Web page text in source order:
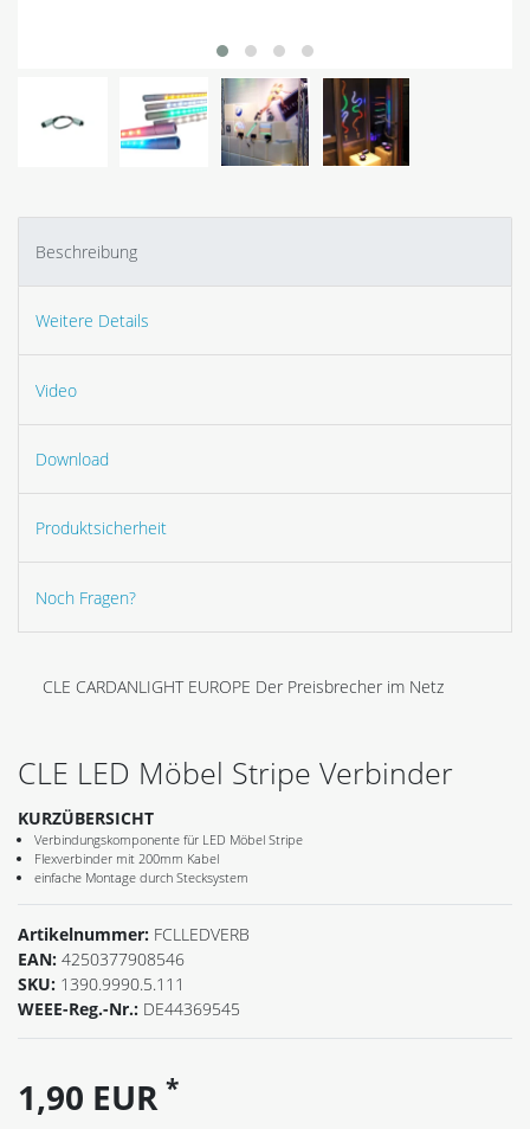
Beschreibung
Weitere Details
Video
Download
Produktsicherheit
Noch Fragen?
CLE CARDANLIGHT EUROPE Der Preisbrecher im Netz
CLE LED Möbel Stripe Verbinder
KURZÜBERSICHT
Verbindungskomponente für LED Möbel Stripe
Flexverbinder mit 200mm Kabel
einfache Montage durch Stecksystem
Artikelnummer: FCLLEDVERB
EAN: 4250377908546
SKU: 1390.9990.5.111
WEEE-Reg.-Nr.: DE44369545
1,90 EUR *